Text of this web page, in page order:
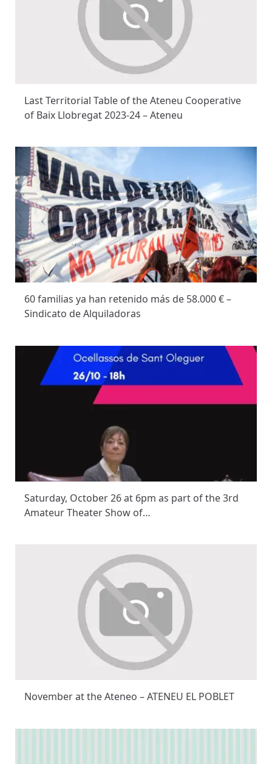
Last Territorial Table of the Ateneu Cooperative
of Baix Llobregat 2023-24 – Ateneu
60 familias ya han retenido más de 58.000 € –
Sindicato de Alquiladoras
Saturday, October 26 at 6pm as part of the 3rd
Amateur Theater Show of…
November at the Ateneo – ATENEU EL POBLET